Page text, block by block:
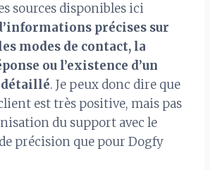
sources disponibles ici
précises sur
modes de contact, la
ou l’existence d’un
détaillé. Je peux donc dire que
est très positive, mais pas
du support avec le
précision que pour Dogfy